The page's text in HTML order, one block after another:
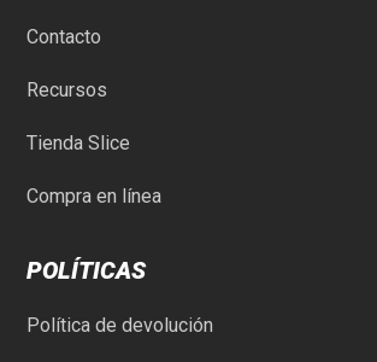
Contacto
Recursos
Tienda Slice
Compra en línea
POLÍTICAS
Política de devolución